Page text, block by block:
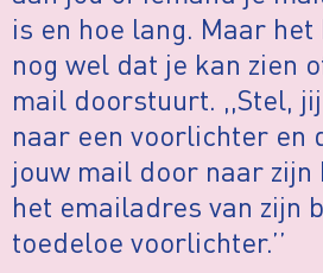
is en hoe lang. Maar
nog wel dat je kan zien
mail doorstuurt. ,,Stel,
naar een voorlichter en
jouw mail door naar zijn
het emailadres van zijn
toedeloe voorlichter.’’